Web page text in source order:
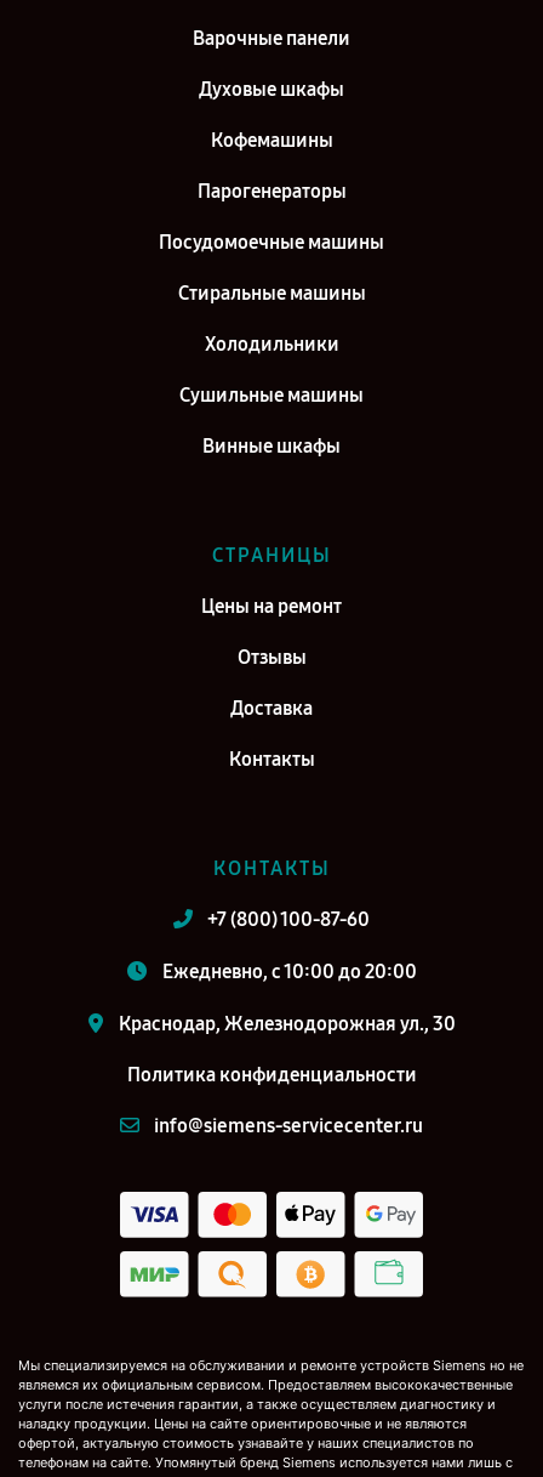
Ремонт духового шкафа Siemens HB 49E64 в г. Киров
Варочные панели
Духовые шкафы
Кофемашины
Парогенераторы
Посудомоечные машины
Стиральные машины
Холодильники
Сушильные машины
Винные шкафы
СТРАНИЦЫ
Цены на ремонт
Отзывы
Доставка
Контакты
КОНТАКТЫ
+7 (800) 100-87-60
Ежедневно, с 10:00 до 20:00
Краснодар, Железнодорожная ул., 30
Политика конфиденциальности
info@siemens-servicecenter.ru
Мы специализируемся на обслуживании и ремонте устройств Siemens но не
являемся их официальным сервисом. Предоставляем высококачественные
услуги после истечения гарантии, а также осуществляем диагностику и
наладку продукции. Цены на сайте ориентировочные и не являются
офертой, актуальную стоимость узнавайте у наших специалистов по
телефонам на сайте. Упомянутый бренд Siemens используется нами лишь с